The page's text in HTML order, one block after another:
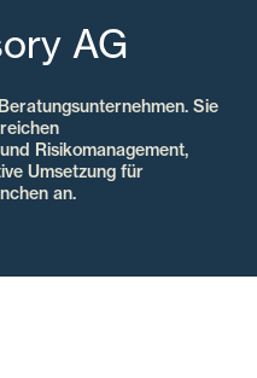
AG
Sie
Risikomanagement,
Umsetzung für
an.